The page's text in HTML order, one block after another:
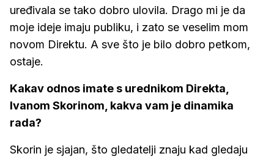
uređivala se tako dobro ulovila. Drago mi je da
moje ideje imaju publiku, i zato se veselim mom
novom Direktu. A sve što je bilo dobro petkom,
ostaje.
Kakav odnos imate s urednikom Direkta,
Ivanom Skorinom, kakva vam je dinamika
rada?
Skorin je sjajan, što gledatelji znaju kad gledaju